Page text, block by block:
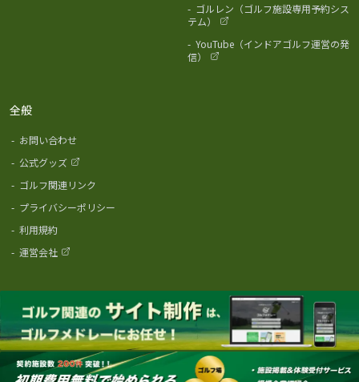
- ゴルレン（ゴルフ施設専用予約シス
テム）
- YouTube（インドアゴルフ運営の発
信）
全般
- お問い合わせ
- 公式グッズ
- ゴルフ関連リンク
- プライバシーポリシー
- 利用規約
- 運営会社